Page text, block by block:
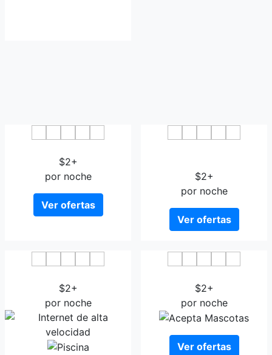
$2+
por noche
Ver ofertas
$2+
por noche
Ver ofertas
$2+
por noche
$2+
por noche
Ver ofertas